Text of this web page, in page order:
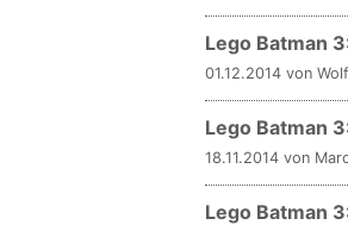
Lego Batman
01.12.2014 von
Lego Batman
18.11.2014 von
Lego Batman